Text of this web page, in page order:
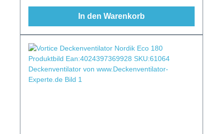
In den Warenkorb